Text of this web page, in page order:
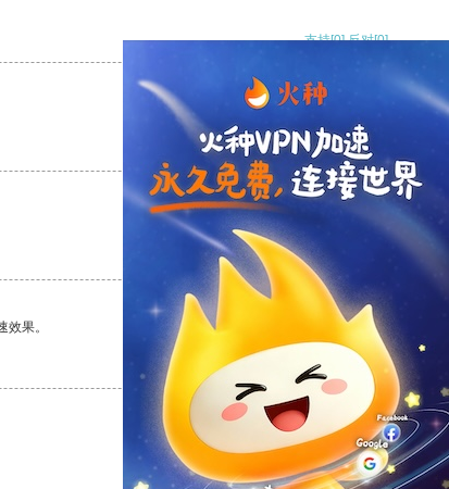
支持[0] 反对[0]
支持[0] 反对
支持
果。
支持 反对 [0]